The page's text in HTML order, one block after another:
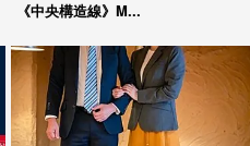
《中央構造線》M...